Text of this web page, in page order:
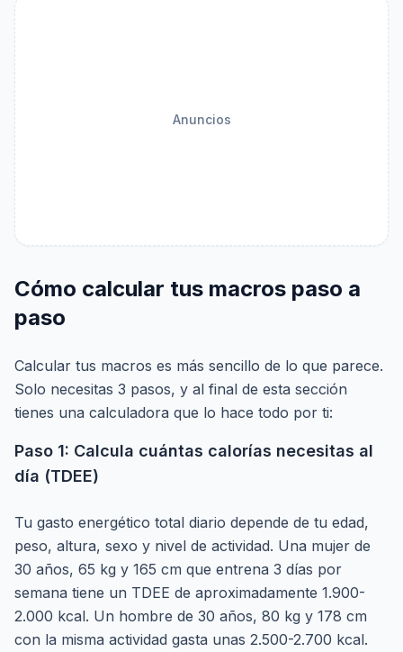
Anuncios
Cómo calcular tus macros paso a
paso
Calcular tus macros es más sencillo de lo que parece.
Solo necesitas 3 pasos, y al final de esta sección
tienes una calculadora que lo hace todo por ti:
Paso 1: Calcula cuántas calorías necesitas al
día (TDEE)
Tu gasto energético total diario depende de tu edad,
peso, altura, sexo y nivel de actividad. Una mujer de
30 años, 65 kg y 165 cm que entrena 3 días por
semana tiene un TDEE de aproximadamente 1.900-
2.000 kcal. Un hombre de 30 años, 80 kg y 178 cm
con la misma actividad gasta unas 2.500-2.700 kcal.